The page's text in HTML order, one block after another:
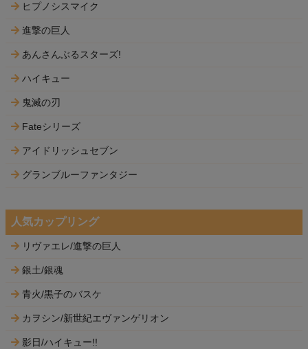
ヒプノシスマイク
進撃の巨人
あんさんぶるスターズ!
ハイキュー
鬼滅の刃
Fateシリーズ
アイドリッシュセブン
グランブルーファンタジー
人気カップリング
リヴァエレ/進撃の巨人
銀土/銀魂
青火/黒子のバスケ
カヲシン/新世紀エヴァンゲリオン
影日/ハイキュー!!